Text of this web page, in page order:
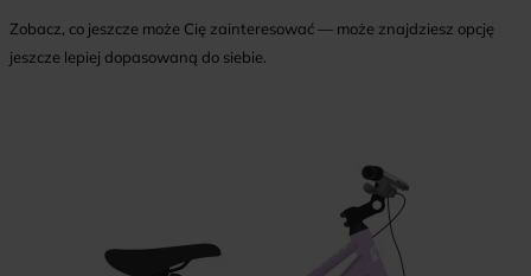
Zobacz, co jeszcze może Cię zainteresować — może znajdziesz opcję
jeszcze lepiej dopasowaną do siebie.